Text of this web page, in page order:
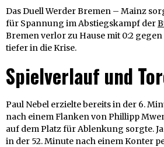
Das Duell Werder Bremen – Mainz
für Spannung im Abstiegskampf der
Bremen verlor zu Hause mit 0:2
tiefer in die Krise.
Spielverlauf und
Paul Nebel erzielte bereits in der 6.
nach einem Flanken von Phillipp
auf dem Platz für Ablenkung sorgte.
in der 52. Minute nach einem Konter